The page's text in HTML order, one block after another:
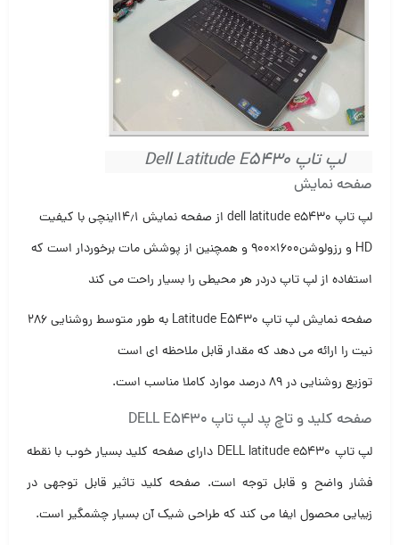
لپ تاپ Dell Latitude E5430
صفحه نمایش
لپ تاپ dell latitude e5430 از صفحه نمایش ۱۴٫۱اینچی با کیفیت
HD و رزولوشن۱۶۰۰×۹۰۰ و همچنین از پوشش مات برخوردار است که
استفاده از لپ تاپ دردر هر محیطی را بسیار راحت می کند
صفحه نمایش لپ تاپ Latitude E5430 به طور متوسط روشنایی ۲۸۶
نیت را ارائه می دهد که مقدار قابل ملاحظه ای است
توزیع روشنایی در ۸۹ درصد موارد کاملا مناسب است.
صفحه کلید و تاچ پد لپ تاپ DELL E5430
لپ تاپ DELL latitude e5430 دارای صفحه کلید بسیار خوب با نقطه
فشار واضح و قابل توجه است. صفحه کلید تاثیر قابل توجهی در
زیبایی محصول ایفا می کند که طراحی شیک آن بسیار چشمگیر است.